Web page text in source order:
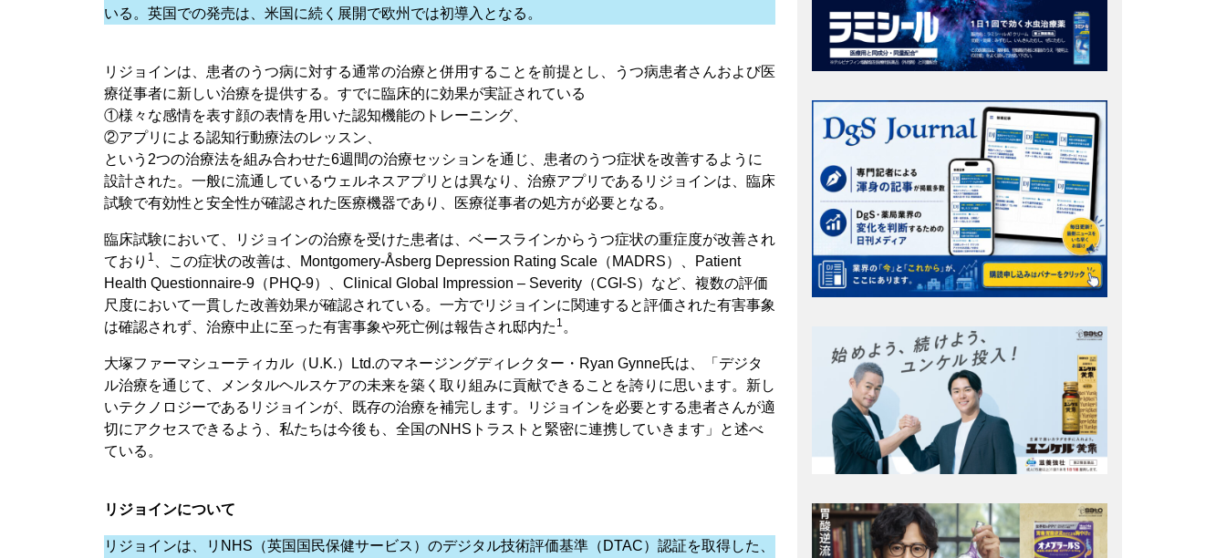
いる。英国での発売は、米国に続く展開で欧州では初導入となる。
リジョインは、患者のうつ病に対する通常の治療と併用することを前提とし、うつ病患者さんおよび医
療従事者に新しい治療を提供する。すでに臨床的に効果が実証されている
①様々な感情を表す顔の表情を用いた認知機能のトレーニング、
②アプリによる認知行動療法のレッスン、
という2つの治療法を組み合わせた6週間の治療セッションを通じ、患者のうつ症状を改善するように
設計された。一般に流通しているウェルネスアプリとは異なり、治療アプリであるリジョインは、臨床
試験で有効性と安全性が確認された医療機器であり、医療従事者の処方が必要となる。
臨床試験において、リジョインの治療を受けた患者は、ベースラインからうつ症状の重症度が改善され
ており 1
、この症状の改善は、Montgomery-Åsberg Depression Rating Scale（MADRS）、Patient
Health Questionnaire-9（PHQ-9）、Clinical Global Impression – Severity（CGI-S）など、複数の評価
尺度において一貫した改善効果が確認されている。一方でリジョインに関連すると評価された有害事象
は確認されず、治療中止に至った有害事象や死亡例は報告され邸内た 1 。
大塚ファーマシューティカル（U.K.）Ltd.のマネージングディレクター・Ryan Gynne氏は、「デジタ
ル治療を通じて、メンタルヘルスケアの未来を築く取り組みに貢献できることを誇りに思います。新し
いテクノロジーであるリジョインが、既存の治療を補完します。リジョインを必要とする患者さんが適
切にアクセスできるよう、私たちは今後も、全国のNHSトラストと緊密に連携していきます」と述べ
ている。
リジョインについて
リジョインは、リNHS（英国国民保健サービス）のデジタル技術評価基準（DTAC）認証を取得した、